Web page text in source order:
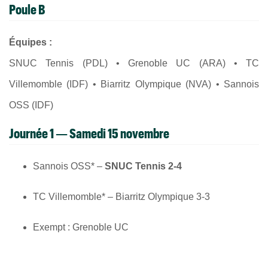
Poule B
Équipes :
SNUC Tennis (PDL) • Grenoble UC (ARA) • TC
Villemomble (IDF) • Biarritz Olympique (NVA) • Sannois
OSS (IDF)
Journée 1 — Samedi 15 novembre
Sannois OSS* – SNUC Tennis 2-4
TC Villemomble* – Biarritz Olympique 3-3
Exempt : Grenoble UC